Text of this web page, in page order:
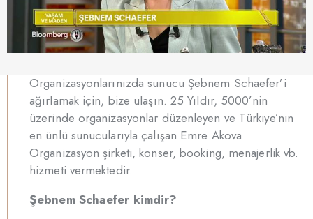
Organizasyonlarınızda sunucu Şebnem Schaefer’i
ağırlamak için, bize ulaşın. 25 Yıldır, 5000’nin
üzerinde organizasyonlar düzenleyen ve Türkiye’nin
en ünlü sunucularıyla çalışan Emre Akova
Organizasyon şirketi, konser, booking, menajerlik vb.
hizmeti vermektedir.
Şebnem Schaefer kimdir?